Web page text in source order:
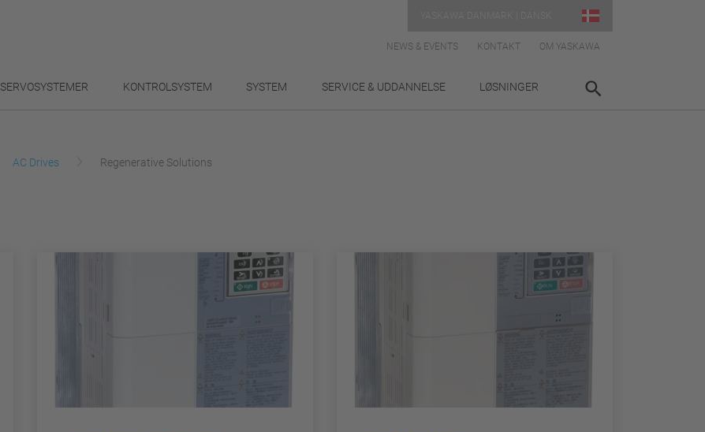
NEWS & EVENTS KONTAKT OM YASKAWA
SERVOSYSTEMER KONTROLSYSTEM SYSTEM SERVICE & UDDANNELSE LØSNINGER
AC Drives Regenerative Solutions